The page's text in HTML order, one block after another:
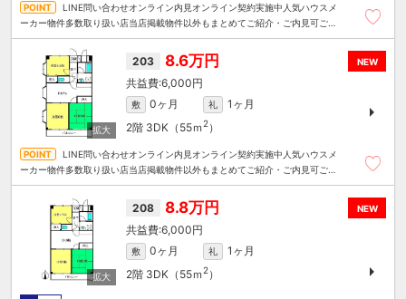
LINE問い合わせオンライン内見オンライン契約実施中人気ハウスメ
ーカー物件多数取り扱い店当店掲載物件以外もまとめてご紹介・ご内見可ご予
NEW
203 8.6万円
6,000円
敷 0ヶ月 礼
1ヶ月
2階 3DK（55ｍ2）
LINE問い合わせオンライン内見オンライン契約実施中人気ハウスメ
ーカー物件多数取り扱い店当店掲載物件以外もまとめてご紹介・ご内見可ご予
NEW
208 8.8万円
6,000円
敷 0ヶ月 礼
1ヶ月
2階 3DK（55ｍ2）